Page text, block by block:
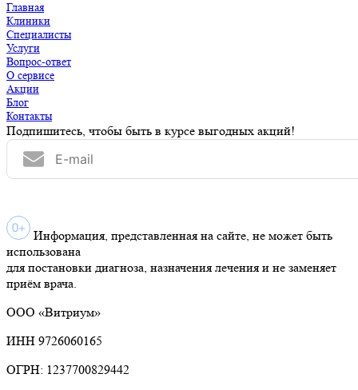
Главная
Клиники
Специалисты
Услуги
Вопрос-ответ
О сервисе
Акции
Блог
Контакты
Подпишитесь, чтобы быть в курсе выгодных акций!
Информация, представленная на сайте, не может быть
использована
для постановки диагноза, назначения лечения и не заменяет
приём врача.
ООО «Витриум»
ИНН 9726060165
ОГРН: 1237700829442